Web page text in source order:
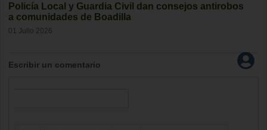
Policía Local y Guardia Civil dan consejos antirobos
a comunidades de Boadilla
01 Julio 2026
Escribir un comentario